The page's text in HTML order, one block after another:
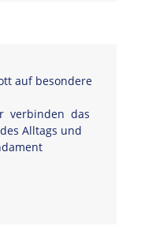
auf besondere
verbinden das
Alltags und